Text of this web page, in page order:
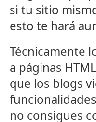
si tu sitio
esto te hará
Técnicamente
a páginas
que los blogs
no consigues